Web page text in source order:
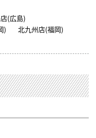
(広島)
)
北九州店(福岡)